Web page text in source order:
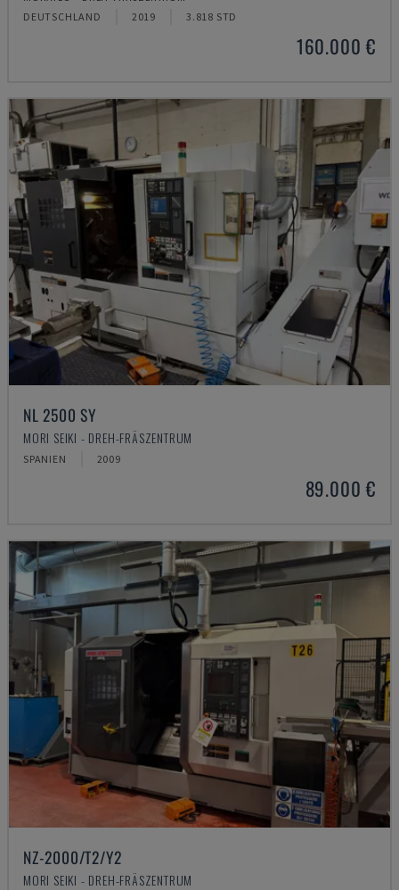
DEUTSCHLAND 2019 3.818 STD
160.000 €
NL 2500 SY
MORI SEIKI - DREH-FRÄSZENTRUM
SPANIEN 2009
89.000 €
NZ-2000/T2/Y2
MORI SEIKI - DREH-FRÄSZENTRUM